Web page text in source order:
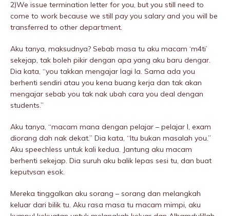
2)We issue termination letter for you, but you still need to
come to work because we still pay you salary and you will be
transferred to other department.
Aku tanya, maksudnya? Sebab masa tu aku macam ‘m4ti’
sekejap, tak boleh pikir dengan apa yang aku baru dengar.
Dia kata, “you takkan mengajar lagi la. Sama ada you
berhenti sendiri atau you kena buang kerja dan tak akan
mengajar sebab you tak nak ubah cara you deal dengan
students.”
Aku tanya, “macam mana dengan pelajar – pelajar I, exam
diorang dah nak dekat.” Dia kata, “Itu bukan masalah you.”
Aku speechless untuk kali kedua. Jantung aku macam
berhenti sekejap. Dia suruh aku balik lepas sesi tu, dan buat
keputvsan esok.
Mereka tinggalkan aku sorang – sorang dan melangkah
keluar dari bilik tu. Aku rasa masa tu macam mimpi, aku